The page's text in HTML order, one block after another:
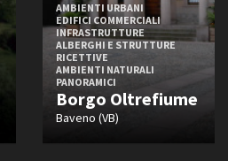
AMBIENTI URBANI
EDIFICI COMMERCIALI
INFRASTRUTTURE
ALBERGHI E STRUTTURE
RICETTIVE
AMBIENTI NATURALI
PANORAMICI
Borgo Oltrefiume
Baveno (VB)